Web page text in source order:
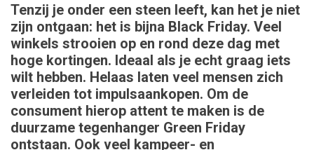
Tenzij je onder een steen leeft, kan het je niet
zijn ontgaan: het is bijna Black Friday. Veel
winkels strooien op en rond deze dag met
hoge kortingen. Ideaal als je echt graag iets
wilt hebben. Helaas laten veel mensen zich
verleiden tot impulsaankopen. Om de
consument hierop attent te maken is de
duurzame tegenhanger Green Friday
ontstaan. Ook veel kampeer- en